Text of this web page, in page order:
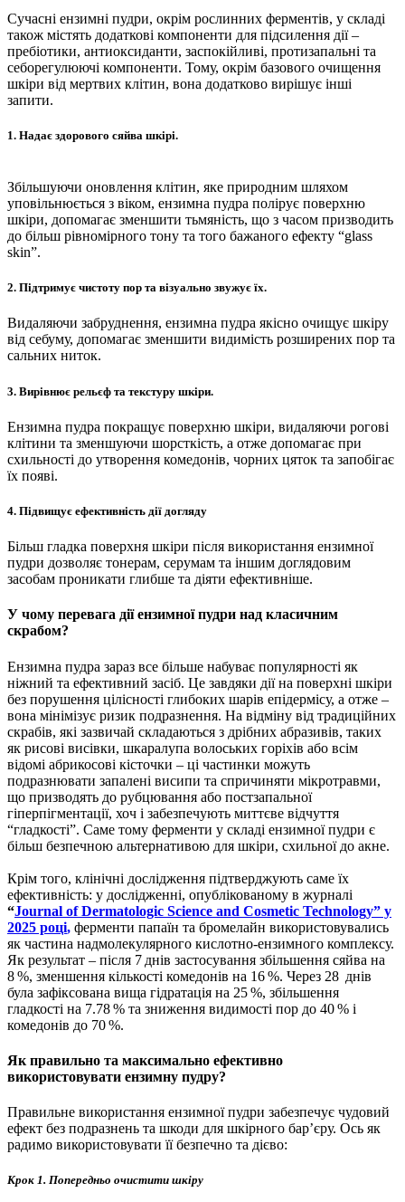
Сучасні ензимні пудри, окрім рослинних ферментів, у складі
також містять додаткові компоненти для підсилення дії –
пребіотики, антиоксиданти, заспокійливі, протизапальні та
себорегулюючі компоненти. Тому, окрім базового очищення
шкіри від мертвих клітин, вона додатково вирішує інші
запити.
1. Надає здорового сяйва шкірі.
Збільшуючи оновлення клітин, яке природним шляхом
уповільнюється з віком, ензимна пудра полірує поверхню
шкіри, допомагає зменшити тьмяність, що з часом призводить
до більш рівномірного тону та того бажаного ефекту “glass
skin”.
2. Підтримує чистоту пор та візуально звужує їх.
Видаляючи забруднення, ензимна пудра якісно очищує шкіру
від себуму, допомагає зменшити видимість розширених пор та
сальних ниток.
3. Вирівнює рельєф та текстуру шкіри.
Ензимна пудра покращує поверхню шкіри, видаляючи рогові
клітини та зменшуючи шорсткість, а отже допомагає при
схильності до утворення комедонів, чорних цяток та запобігає
їх появі.
4. Підвищує ефективність дії догляду
Більш гладка поверхня шкіри після використання ензимної
пудри дозволяє тонерам, серумам та іншим доглядовим
засобам проникати глибше та діяти ефективніше.
У чому перевага дії ензимної пудри над класичним
скрабом?
Ензимна пудра зараз все більше набуває популярності як
ніжний та ефективний засіб. Це завдяки дії на поверхні шкіри
без порушення цілісності глибоких шарів епідермісу, а отже –
вона мінімізує ризик подразнення. На відміну від традиційних
скрабів, які зазвичай складаються з дрібних абразивів, таких
як рисові висівки, шкаралупа волоських горіхів або всім
відомі абрикосові кісточки – ці частинки можуть
подразнювати запалені висипи та спричиняти мікротравми,
що призводять до рубцювання або постзапальної
гіперпігментації, хоч і забезпечують миттєве відчуття
“гладкості”. Саме тому ферменти у складі ензимної пудри є
більш безпечною альтернативою для шкіри, схильної до акне.
Крім того, клінічні дослідження підтверджують саме їх
ефективність: у дослідженні, опублікованому в журналі
“Journal of Dermatologic Science and Cosmetic Technology” у
2025 році, ферменти папаїн та бромелайн використовувались
як частина надмолекулярного кислотно-ензимного комплексу.
Як результат – після 7 днів застосування збільшення сяйва на
8 %, зменшення кількості комедонів на 16 %. Через 28 днів
була зафіксована вища гідратація на 25 %, збільшення
гладкості на 7.78 % та зниження видимості пор до 40 % і
комедонів до 70 %.
Як правильно та максимально ефективно
використовувати ензимну пудру?
Правильне використання ензимної пудри забезпечує чудовий
ефект без подразнень та шкоди для шкірного бар’єру. Ось як
радимо використовувати її безпечно та дієво:
Крок 1. Попередньо очистити шкіру